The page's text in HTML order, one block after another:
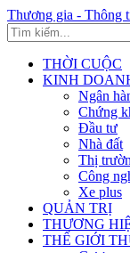
Thương gia - Thông
THỜI CUỘC
KINH
Ngân
Chứng
Đầu tư
Nhà đất
Thị
Công
Xe plus
QUẢN TRỊ
THƯƠNG
THẾ GIỚI